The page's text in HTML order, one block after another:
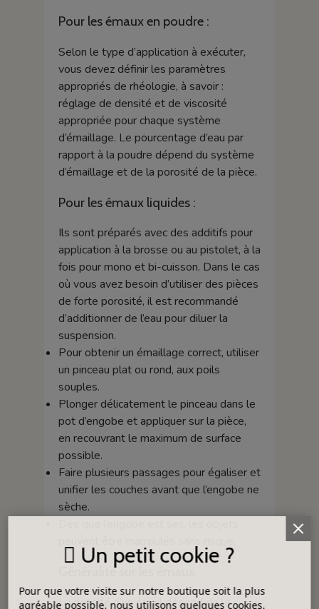
Pour les émaux en poudre :
Selon le type d’application à exécuter,
vous devez définir les paramètres
appropriés de rhéologie, à savoir :
réglage de densité et de viscosité
appropriée pour chaque système
d’émaillage. Le pourcentage d’eau par
rapport à la poudre dépend du système
d’émaillage et de la porosité de la pièce.
Pour les émaux liquides :
Ils sont préparés avec des additifs pour
application à la brosse ou au pistolet, à la
fois pour mono et bi-cuisson. Dans le cas
où vous avez besoin d’utiliser des pièces
de forte porosité, il est recommandé
d’additionner de l’eau pour diluer la
suspension.
Pour obtenir un émaillage correct, utiliser
un pinceau plat ou rond, aux poils
souples.
Plonger délicatement le pinceau dans le
pot d’engobe et appliquer sur la pièce,
en recouvrant le maximum de surface
possible.
Faire plusieurs passages pour égaliser et
unifier les couches avant que l’engobe ne
sèche.
Généralité sur les émaux
La densité d’un émail dépend de la
Un petit cookie ?
Pour que votre visite sur notre boutique soit la plus
agréable possible, nous utilisons quelques cookies.